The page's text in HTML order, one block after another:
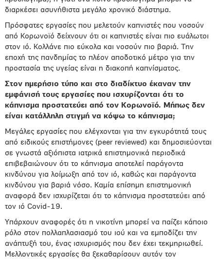
διαρκέσει ασυνήθιστα μεγάλο χρονικό διάστημα.
Πρόσφατες εργασίες που μελετούν καπνιστές που νοσούν
από Κορωνοϊό δείχνουν ότι οι καπνιστές είναι πιο ευάλωτοι
στον ιό. Κολλάνε πιο εύκολα και νοσούν πιο βαριά. Την
εποχή της πανδημίας το πλέον αποδοτικό μέτρο για την
προστασία της υγείας είναι η διακοπή καπνίσματος.
Στον ημερήσιο τύπο και στο διαδίκτυο έκαναν την
εμφάνισή τους εργασίες που ισχυρίζονται ότι το
κάπνισμα προστατεύει από τον Κορωνοϊό. Μήπως δεν
είναι κατάλληλη στιγμή να κόψω το κάπνισμα;
Μεγάλες εργασίες που ελέγχονται για την εγκυρότητά τους
από ειδικούς επιστήμονες (peer reviewed) και δημοσιεύονται
σε γνωστά αξιόπιστα ιατρικά επιστημονικά περιοδικά
επιβεβαιώνουν ότι το κάπνισμα αποτελεί παράγοντα
κινδύνου για λοίμωξη από τον ιό, καθώς και παράγοντα
κινδύνου για βαριά νόσο. Καμία επίσημη επιστημονική
αναφορά δεν ισχυρίζεται ότι το κάπνισμα προστατεύει από
τον ιό Covid-19.
Υπάρχουν αναφορές ότι η νικοτίνη μπορεί να παίζει κάποιο
ρόλο στον πολλαπλασιασμό του ιού και να εμποδίζει την
ανάπτυξή του, ένας ισχυρισμός που δεν έχει τεκμηριωθεί.
Μελλοντικές εργασίες θα ξεκαθαρίσουν αυτόν τον